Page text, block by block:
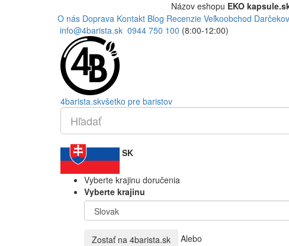
Názov eshopu EKO
O nás Doprava Kontakt Blog Recenzie Veľkoobchod
info@4barista.sk 0944 750 100 (8:00-12:00)
4barista.skvšetko pre baristov
SK
Vyberte krajinu doručenia
Vyberte krajinu
Zostať na 4barista.sk Alebo